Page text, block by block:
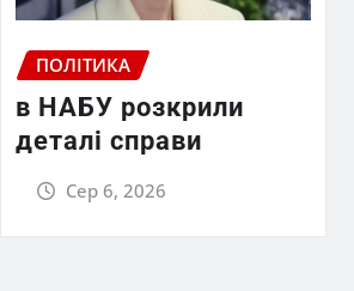
ПОЛІТИКА
в НАБУ розкрили
деталі справи
Сер 6, 2026